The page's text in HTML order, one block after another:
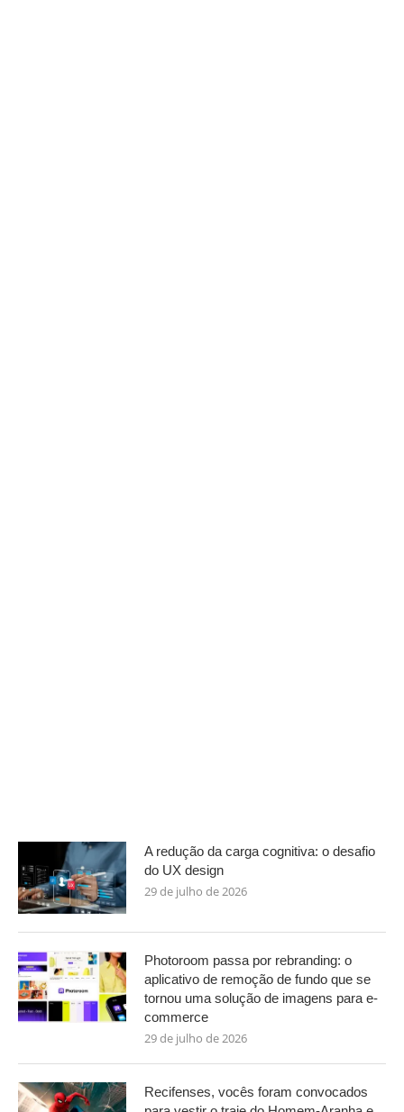
A redução da carga cognitiva: o desafio
do UX design
29 de julho de 2026
Photoroom passa por rebranding: o
aplicativo de remoção de fundo que se
tornou uma solução de imagens para e-
commerce
29 de julho de 2026
Recifenses, vocês foram convocados